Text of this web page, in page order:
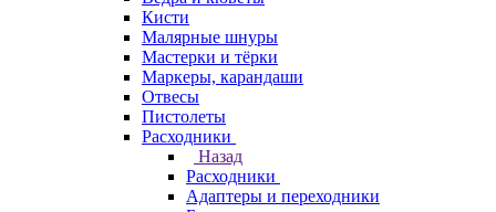
Кисти
Малярные шнуры
Мастерки и тёрки
Маркеры, карандаши
Отвесы
Пистолеты
Расходники
Назад
Расходники
Адаптеры и переходники